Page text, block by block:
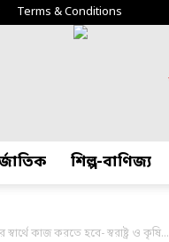
Terms & Conditions
শিল্প-বাণিজ্য
কাজ করতে হবে- স্বরাষ্ট্র ও কৃষি...